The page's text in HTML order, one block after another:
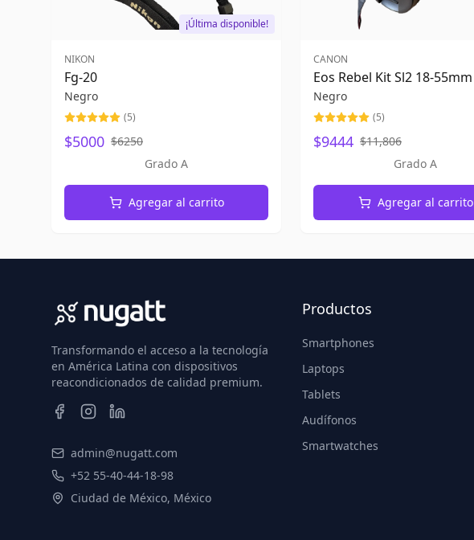
¡Última disponible!
NIKON
Fg-20
Negro
(5)
$5000 $6250
Grado A
Agregar al carrito
CANON
Eos Rebel Kit Sl2 18-55mm
Negro
(5)
$9444 $11,806
Grado A
Agregar al carrito
Transformando el acceso a la tecnología
en América Latina con dispositivos
reacondicionados de calidad premium.
admin@nugatt.com
+52 55-40-44-18-98
Ciudad de México, México
Productos
Smartphones
Laptops
Tablets
Audífonos
Smartwatches